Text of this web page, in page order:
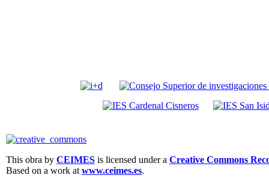
This obra by CEIMES is licensed under a Creative Commons
Based on a work at www.ceimes.es.